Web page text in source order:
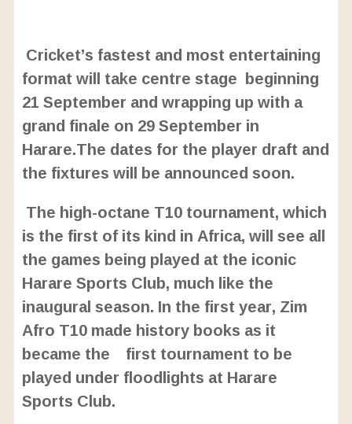
U
n
m
u
e
a
d
e
d
3
.
4
8
%
Cricket’s fastest and most entertaining
format will take centre stage beginning
21 September and wrapping up with a
grand finale on 29 September in
Harare.The dates for the player draft and
the fixtures will be announced soon.
The high-octane T10 tournament, which
is the first of its kind in Africa, will see all
the games being played at the iconic
Harare Sports Club, much like the
inaugural season. In the first year, Zim
Afro T10 made history books as it
became the first tournament to be
played under floodlights at Harare
Sports Club.